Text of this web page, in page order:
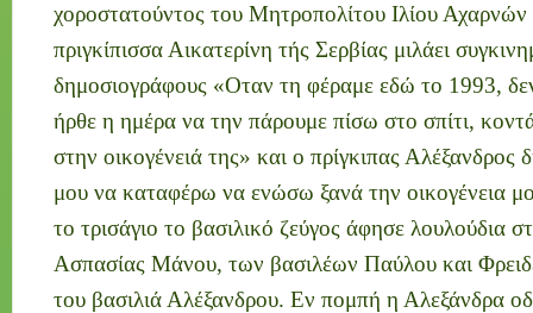
χοροστατούντος του Μητροπολίτου Ιλίου
πριγκίπισσα Αικατερίνη τής Σερβίας μιλάει
δημοσιογράφους «Οταν τη φέραμε εδώ το 1993,
ήρθε η ημέρα να την πάρουμε πίσω στο σπίτι,
στην οικογένειά της» και o πρίγκιπας Αλέξανδρος
μου να καταφέρω να ενώσω ξανά την οικογένεια
το τρισάγιο το βασιλικό ζεύγος άφησε λουλούδια
Ασπασίας Μάνου, των βασιλέων Παύλου και
του βασιλιά Αλέξανδρου. Εν πομπή η Αλεξάνδρα